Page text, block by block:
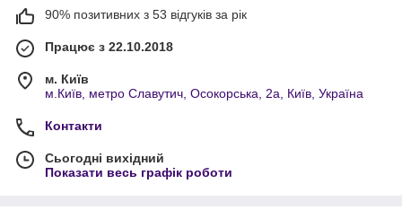
90% позитивних з 53 відгуків за рік
Працює з 22.10.2018
м. Київ
м.Київ, метро Славутич, Осокорська, 2а, Київ, Україна
Контакти
Сьогодні вихідний
Показати весь графік роботи